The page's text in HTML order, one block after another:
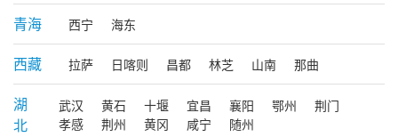
青海 西宁 海东
西藏 拉萨 日喀则 昌都 林芝 山南 那曲
湖
北
武汉 黄石 十堰 宜昌 襄阳 鄂州
荆门
孝感
荆州 黄冈 咸宁 随州